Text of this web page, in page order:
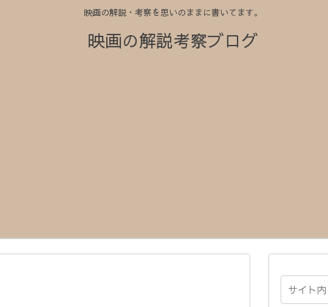
映画の解説・考察を思いのままに書いてます。
映画の解説考察ブログ